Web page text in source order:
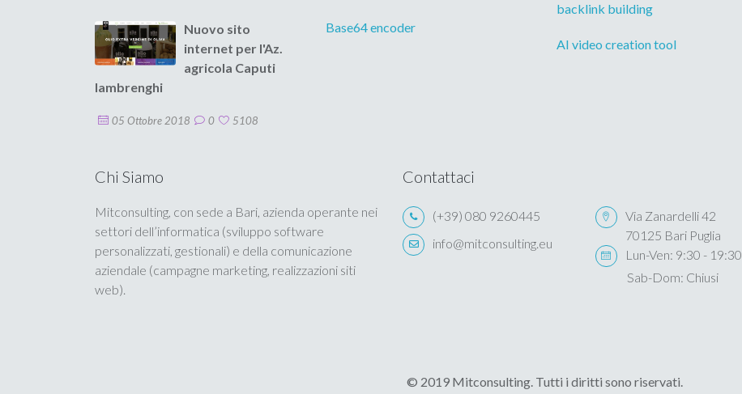
Nuovo sito
internet per l'Az.
agricola Caputi
Iambrenghi
05 Ottobre 2018 0 5108
Base64 encoder
backlink building
AI video creation tool
Chi Siamo
Mitconsulting, con sede a Bari, azienda operante nei
settori dell’informatica (sviluppo software
personalizzati, gestionali) e della comunicazione
aziendale (campagne marketing, realizzazioni siti
web).
Contattaci
(+39) 080 9260445
info@mitconsulting.eu
Via Zanardelli 42
70125 Bari Puglia
Lun-Ven: 9:30 - 19:30
Sab-Dom: Chiusi
© 2019 Mitconsulting. Tutti i diritti sono riservati.